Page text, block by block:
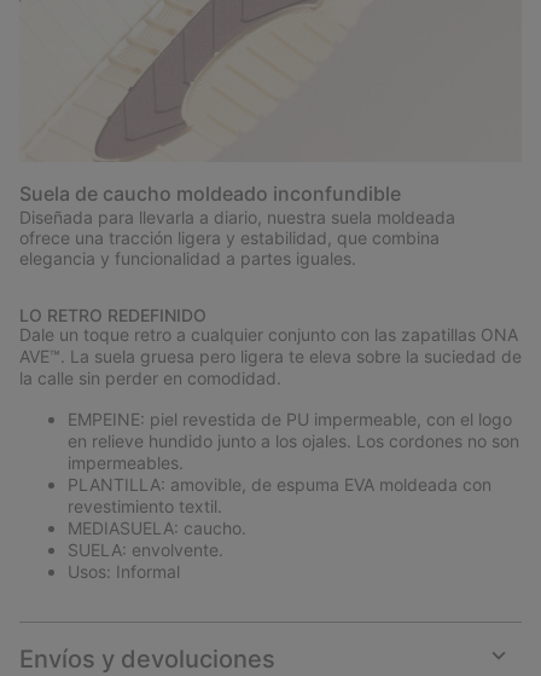
Suela de caucho moldeado inconfundible
Diseñada para llevarla a diario, nuestra suela moldeada
ofrece una tracción ligera y estabilidad, que combina
elegancia y funcionalidad a partes iguales.
LO RETRO REDEFINIDO
Dale un toque retro a cualquier conjunto con las zapatillas ONA
AVE™. La suela gruesa pero ligera te eleva sobre la suciedad de
la calle sin perder en comodidad.
EMPEINE: piel revestida de PU impermeable, con el logo
en relieve hundido junto a los ojales. Los cordones no son
impermeables.
PLANTILLA: amovible, de espuma EVA moldeada con
revestimiento textil.
MEDIASUELA: caucho.
SUELA: envolvente.
Usos: Informal
Envíos y devoluciones